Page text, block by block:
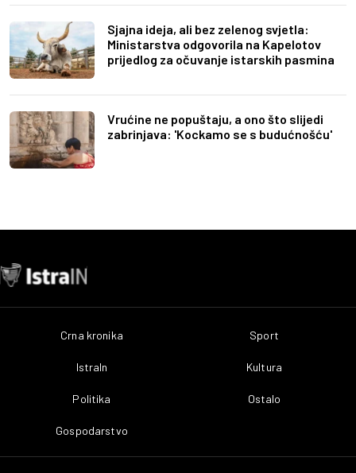
Sjajna ideja, ali bez zelenog svjetla:
Ministarstva odgovorila na Kapelotov
prijedlog za očuvanje istarskih pasmina
Vrućine ne popuštaju, a ono što slijedi
zabrinjava: 'Kockamo se s budućnošću'
Crna kronika
IstraIn
Politika
Gospodarstvo
Sport
Kultura
Ostalo